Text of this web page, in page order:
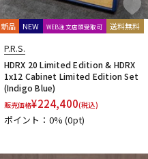
新品 NEW WEB注文店頭受取可 送料無料
P.R.S.
HDRX 20 Limited Edition & HDRX
1x12 Cabinet Limited Edition Set
(Indigo Blue)
販売価格¥224,400(税込)
ポイント：0%(0pt)